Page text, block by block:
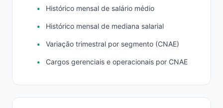
Histórico mensal de salário médio
Histórico mensal de mediana salarial
Variação trimestral por segmento (CNAE)
Cargos gerenciais e operacionais por CNAE